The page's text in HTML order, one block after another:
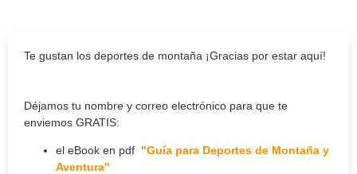
Te gustan los deportes de montaña ¡Gracias por estar aquí!
Déjamos tu nombre y correo electrónico para que te
enviemos GRATIS:
el eBook en pdf "Guía para Deportes de Montaña y
Aventura"